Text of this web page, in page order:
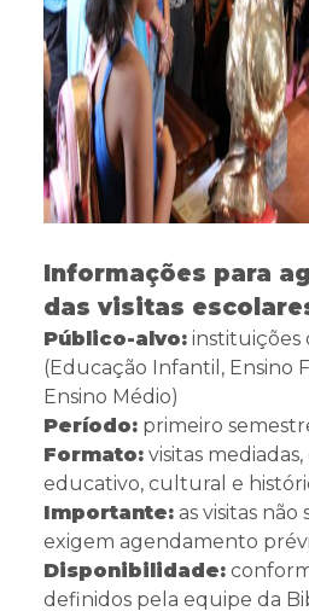
Informações para
das visitas
Público-alvo: instituições
(Educação Infantil, Ensino
Ensino Médio)
Período: primeiro
Formato: visitas
educativo, cultural e
Importante: as visitas não
exigem agendamento
Disponibilidade:
definidos pela equipe da